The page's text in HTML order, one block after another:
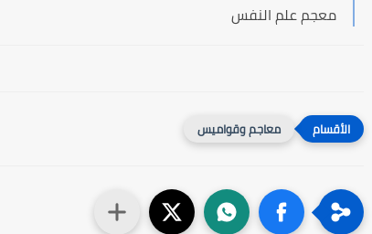
معجم علم النفس
معاجم وقواميس